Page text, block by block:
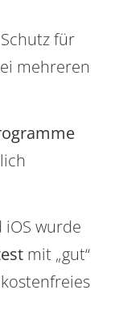
für
mehreren
wurde
mit „gut“